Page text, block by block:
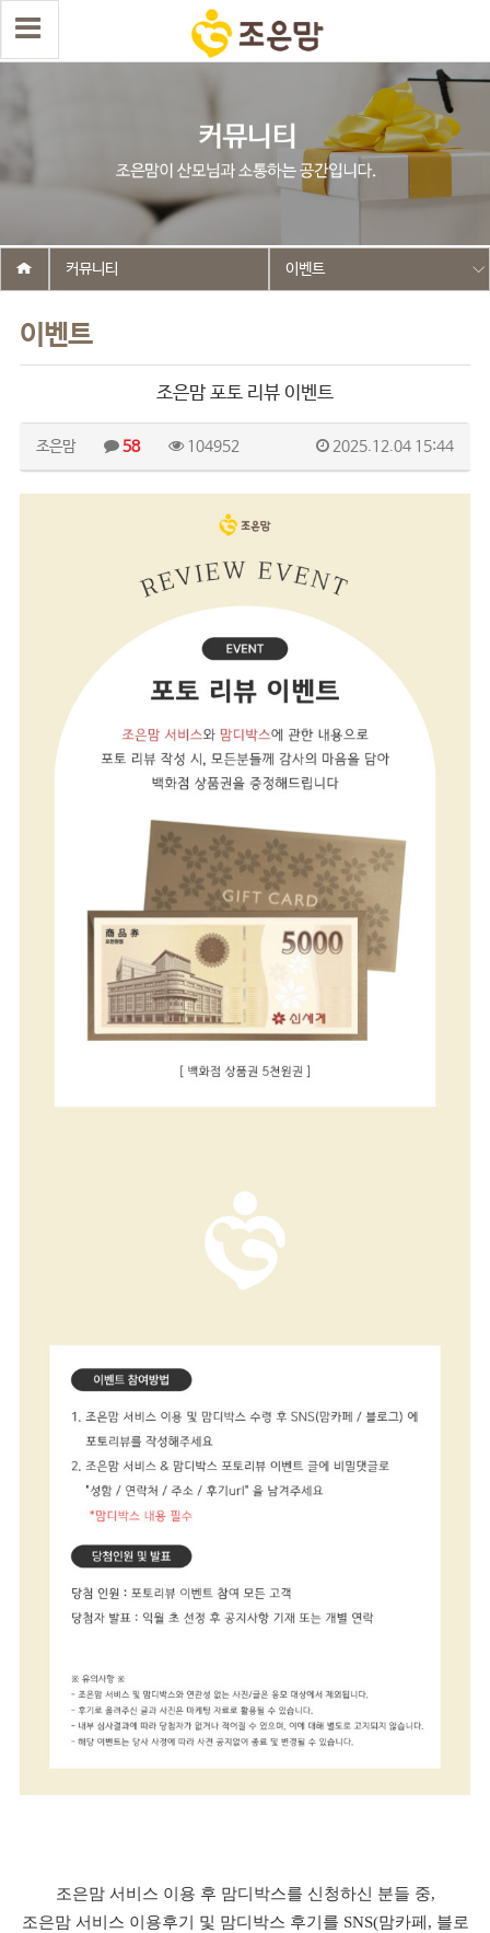
이벤트
커뮤니티 이벤트
조은맘 포토 리뷰 이벤트
조은맘 58 104952 2025.12.04 15:44
조은맘 서비스 이용 후 맘디박스를 신청하신 분들 중,
조은맘 서비스 이용후기 및 맘디박스 후기를 SNS(맘카페, 블로